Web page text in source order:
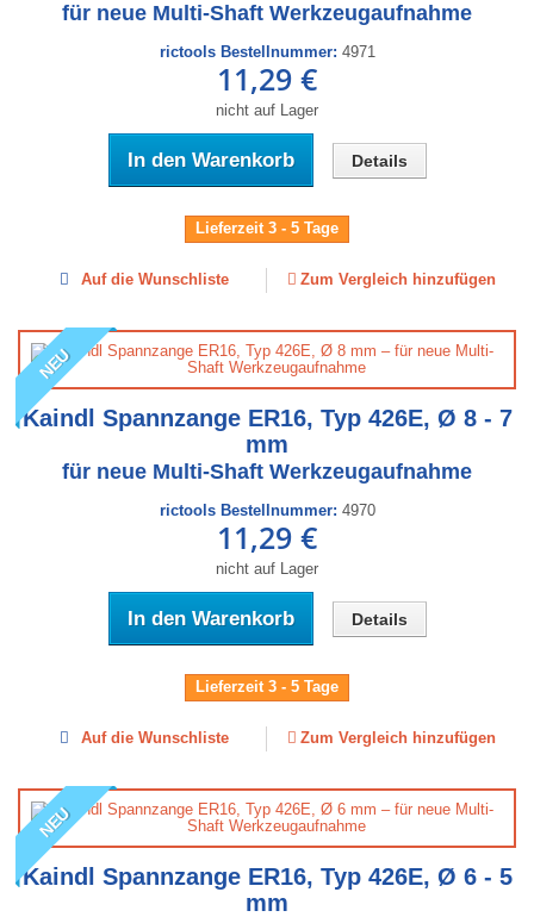
für neue Multi-Shaft Werkzeugaufnahme
rictools Bestellnummer: 4971
11,29 €
nicht auf Lager
In den Warenkorb Details
Lieferzeit 3 - 5 Tage
Auf die Wunschliste Zum Vergleich hinzufügen
NEU
Kaindl Spannzange ER16, Typ 426E, Ø 8 - 7
mm
für neue Multi-Shaft Werkzeugaufnahme
rictools Bestellnummer: 4970
11,29 €
nicht auf Lager
In den Warenkorb Details
Lieferzeit 3 - 5 Tage
Auf die Wunschliste Zum Vergleich hinzufügen
NEU
Kaindl Spannzange ER16, Typ 426E, Ø 6 - 5
mm